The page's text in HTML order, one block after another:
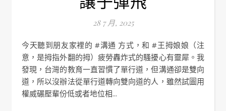
28 7 月, 2025
今天聽到朋友家裡的 #溝通 方式，和 #王拇娘娘（注
意，是拇指外翻的拇）疲勞轟炸式的騷擾心有靈犀。我
發現，台灣的教育一直習慣了單行道，但溝通卻是雙向
道，所以沒辦法從單行道轉向雙向道的人，雖然試圖用
權威碾壓輩份低或者地位相...